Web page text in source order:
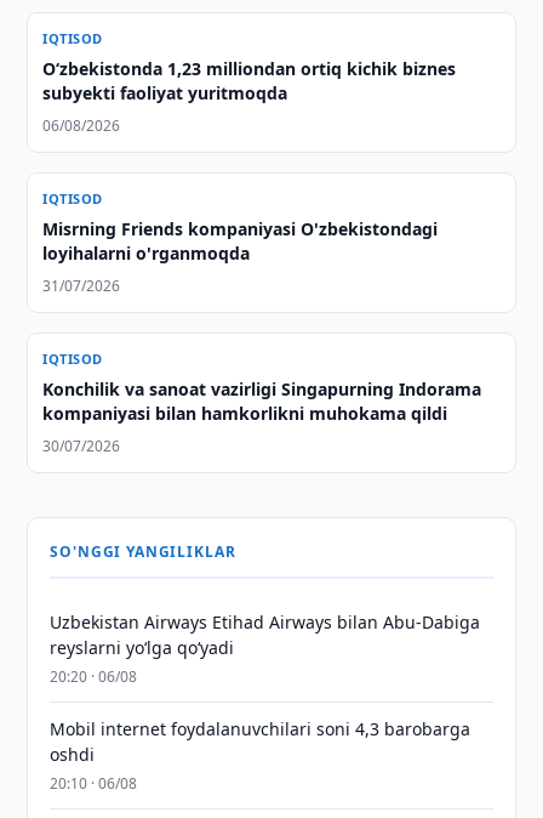
IQTISOD
O‘zbekistonda 1,23 milliondan ortiq kichik biznes
subyekti faoliyat yuritmoqda
06/08/2026
IQTISOD
Misrning Friends kompaniyasi O'zbekistondagi
loyihalarni o'rganmoqda
31/07/2026
IQTISOD
Konchilik va sanoat vazirligi Singapurning Indorama
kompaniyasi bilan hamkorlikni muhokama qildi
30/07/2026
SO'NGGI YANGILIKLAR
Uzbekistan Airways Etihad Airways bilan Abu-Dabiga
reyslarni yo‘lga qo‘yadi
20:20 · 06/08
Mobil internet foydalanuvchilari soni 4,3 barobarga
oshdi
20:10 · 06/08